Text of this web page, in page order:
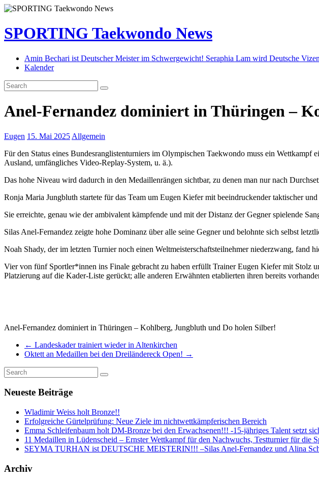
SPORTING Taekwondo News
Amin Bechari ist Deutscher Meister im Schwergewicht! Seraphia Lam wird Deutsche
Kalender
Anel-Fernandez dominiert in Thüringen –
Eugen 15. Mai 2025 Allgemein
Für den Status eines Bundesranglistenturniers im Olympischen Taekwondo muss ein
Ausland, umfängliches Video-Replay-System, u. ä.).
Das hohe Niveau wird dadurch in den Medaillenrängen sichtbar, zu denen man nur nach
Ronja Maria Jungbluth startete für das Team um Eugen Kiefer mit beeindruckender taktischer
Sie erreichte, genau wie der ambivalent kämpfende und mit der Distanz der Gegner spielende
Silas Anel-Fernandez zeigte hohe Dominanz über alle seine Gegner und belohnte sich selbst
Noah Shady, der im letzten Turnier noch einen Weltmeisterschaftsteilnehmer niederzwang, fand
Vier von fünf Sportler*innen ins Finale gebracht zu haben erfüllt Trainer Eugen Kiefer mit Stolz
Platzierung auf die Kader-Liste gerückt; alle anderen Erwähnten etablierten ihren
Anel-Fernandez dominiert in Thüringen – Kohlberg, Jungbluth und Do holen Silber!
← Landeskader trainiert wieder in Altenkirchen
Oktett an Medaillen bei den Dreiländereck Open! →
Neueste Beiträge
Wladimir Weiss holt Bronze!!
Erfolgreiche Gürtelprüfung: Neue Ziele im nichtwettkämpferischen Bereich
Emma Schleifenbaum holt DM-Bronze bei den Erwachsenen!!! -15-jähriges Talent setzt
11 Medaillen in Lüdenscheid – Ernster Wettkampf für den Nachwuchs, Testturnier für die
SEYMA TURHAN ist DEUTSCHE MEISTERIN!!! –Silas Anel-Fernandez und Alina
Archiv